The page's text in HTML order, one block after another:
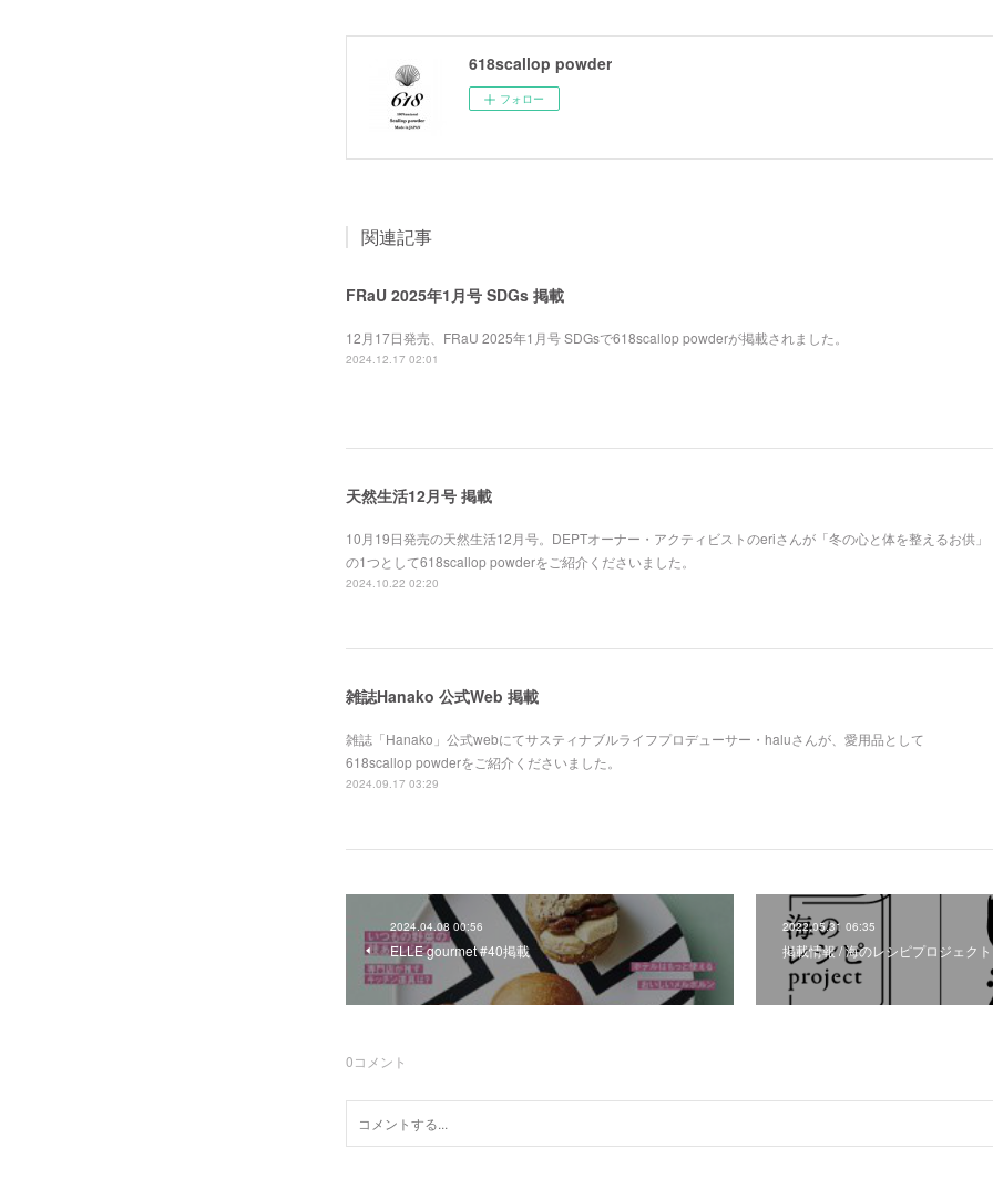
618scallop powder
フォロー
関連記事
FRaU 2025年1月号 SDGs 掲載
12月17日発売、FRaU 2025年1月号 SDGsで618scallop powderが掲載されました。
2024.12.17 02:01
天然生活12月号 掲載
10月19日発売の天然生活12月号。DEPTオーナー・アクティビストのeriさんが「冬の心と体を整えるお供」
の1つとして618scallop powderをご紹介くださいました。
2024.10.22 02:20
雑誌Hanako 公式Web 掲載
雑誌「Hanako」公式webにてサスティナブルライフプロデューサー・haluさんが、愛用品として
618scallop powderをご紹介くださいました。
2024.09.17 03:29
2024.04.08 00:56
ELLE gourmet #40掲載
2022.05.31 06:35
掲載情報 / 海のレシピプロジェクト
0コメント